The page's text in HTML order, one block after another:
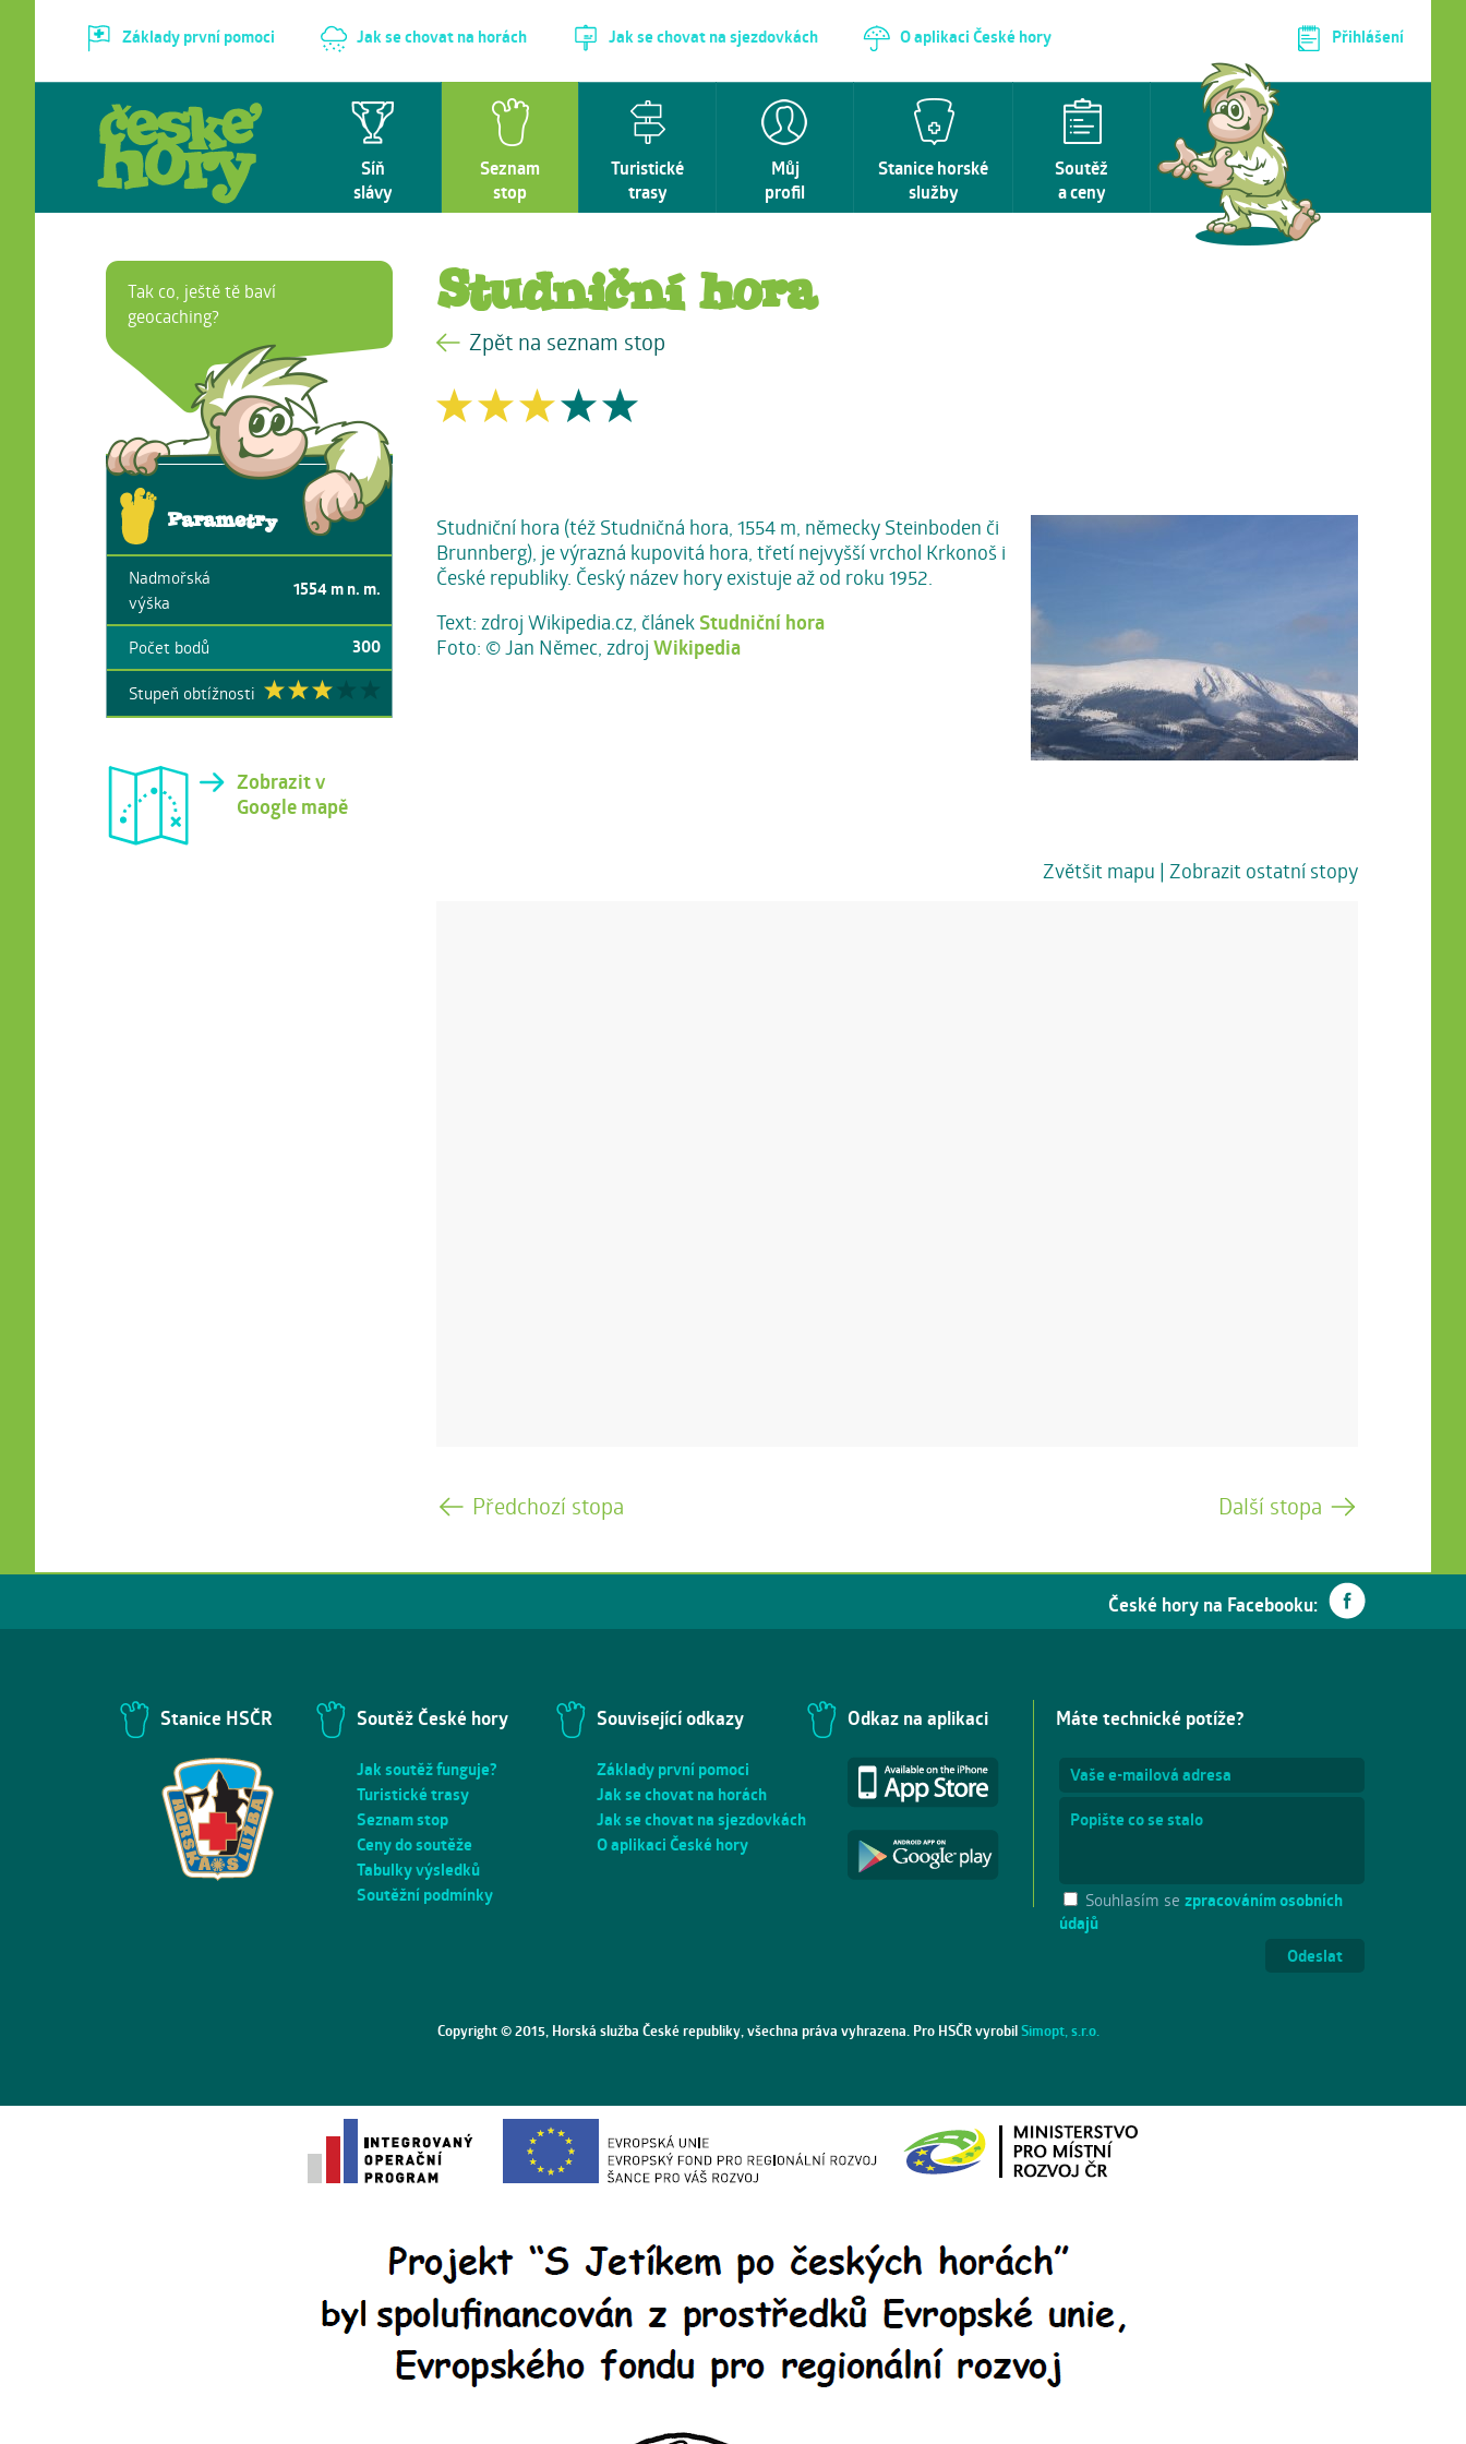
Základy první pomoci Jak se chovat na horách Jak se chovat na sjezdovkách O aplikaci České hory Přihlášení
Síň
slávy
Seznam
stop
Turistické
trasy
Můj
profil
Stanice horské
služby
Soutěž
a ceny
Tak co, ještě tě baví
geocaching?
Parametry
Nadmořská
výška
1554 m n. m.
Počet bodů 300
Stupeň obtížnosti
Zobrazit v
Google mapě
Studniční hora
Zpět na seznam stop
Studniční hora (též Studničná hora, 1554 m, německy Steinboden či
Brunnberg), je výrazná kupovitá hora, třetí nejvyšší vrchol Krkonoš i
České republiky. Český název hory existuje až od roku 1952.
Text: zdroj Wikipedia.cz, článek Studniční hora
Foto: © Jan Němec, zdroj Wikipedia
Zvětšit mapu | Zobrazit ostatní stopy
Předchozí stopa Další stopa
České hory na Facebooku:
Stanice HSČR Soutěž České hory
Jak soutěž funguje?
Turistické trasy
Seznam stop
Ceny do soutěže
Tabulky výsledků
Soutěžní podmínky
Související odkazy
Základy první pomoci
Jak se chovat na horách
Jak se chovat na sjezdovkách
O aplikaci České hory
Odkaz na aplikaci Máte technické potíže?
Souhlasím se zpracováním osobních
údajů
Copyright © 2015, Horská služba České republiky, všechna práva vyhrazena. Pro HSČR vyrobilSimopt, s.r.o.